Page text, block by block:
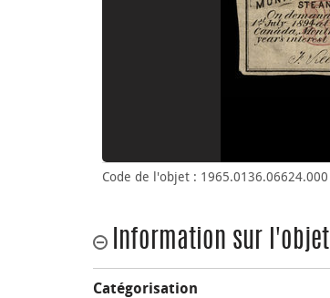
Code de l'objet : 1965.0136.06624.000
Information sur l'objet
Catégorisation